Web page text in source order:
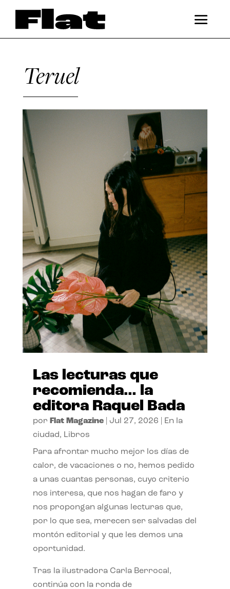
Teruel
Las lecturas que
recomienda… la
editora Raquel Bada
por Flat Magazine| Jul 27, 2026
En la
ciudad, Libros
Para afrontar mucho mejor los días de
calor, de vacaciones o no, hemos pedido
a unas cuantas personas, cuyo criterio
nos interesa, que nos hagan de faro y
nos propongan algunas lecturas que,
por lo que sea, merecen ser salvadas del
montón editorial y que les demos una
oportunidad.
Tras la ilustradora Carla Berrocal,
continúa con la ronda de